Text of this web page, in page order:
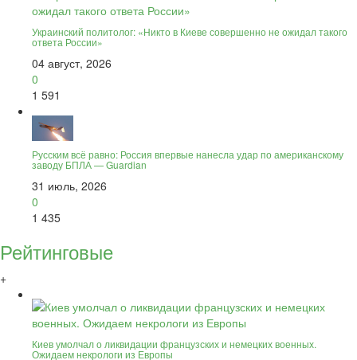
Украинский политолог: «Никто в Киеве совершенно не ожидал такого
ответа России»
04 август, 2026
0
1 591
Русским всё равно: Россия впервые нанесла удар по американскому
заводу БПЛА — Guardian
31 июль, 2026
0
1 435
Рейтинговые
+
Киев умолчал о ликвидации французских и немецких военных.
Ожидаем некрологи из Европы